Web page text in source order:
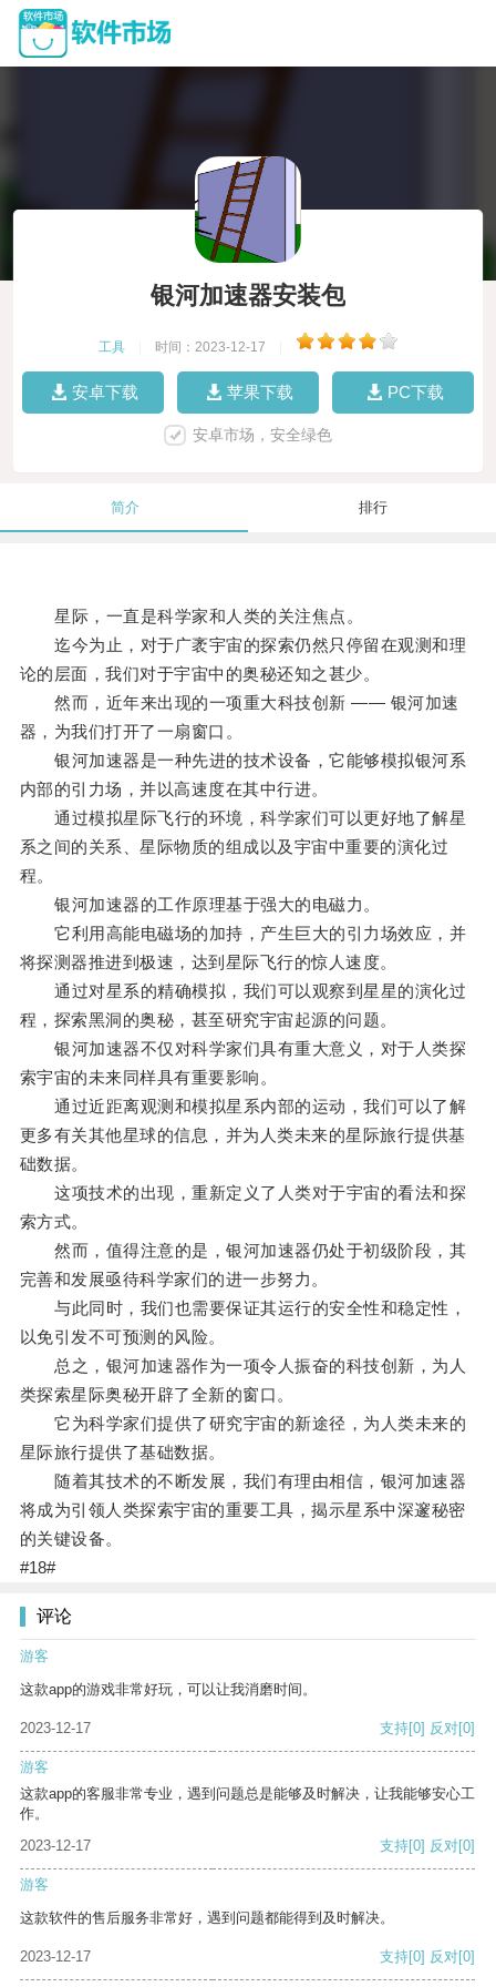
银河加速器安装包
工具 时间：2023-12-17
安卓下载 苹果下载 PC下载
安卓市场，安全绿色
简介 排行
星际，一直是科学家和人类的关注焦点。
迄今为止，对于广袤宇宙的探索仍然只停留在观测和理
论的层面，我们对于宇宙中的奥秘还知之甚少。
然而，近年来出现的一项重大科技创新 —— 银河加速
器，为我们打开了一扇窗口。
银河加速器是一种先进的技术设备，它能够模拟银河系
内部的引力场，并以高速度在其中行进。
通过模拟星际飞行的环境，科学家们可以更好地了解星
系之间的关系、星际物质的组成以及宇宙中重要的演化过
程。
银河加速器的工作原理基于强大的电磁力。
它利用高能电磁场的加持，产生巨大的引力场效应，并
将探测器推进到极速，达到星际飞行的惊人速度。
通过对星系的精确模拟，我们可以观察到星星的演化过
程，探索黑洞的奥秘，甚至研究宇宙起源的问题。
银河加速器不仅对科学家们具有重大意义，对于人类探
索宇宙的未来同样具有重要影响。
通过近距离观测和模拟星系内部的运动，我们可以了解
更多有关其他星球的信息，并为人类未来的星际旅行提供基
础数据。
这项技术的出现，重新定义了人类对于宇宙的看法和探
索方式。
然而，值得注意的是，银河加速器仍处于初级阶段，其
完善和发展亟待科学家们的进一步努力。
与此同时，我们也需要保证其运行的安全性和稳定性，
以免引发不可预测的风险。
总之，银河加速器作为一项令人振奋的科技创新，为人
类探索星际奥秘开辟了全新的窗口。
它为科学家们提供了研究宇宙的新途径，为人类未来的
星际旅行提供了基础数据。
随着其技术的不断发展，我们有理由相信，银河加速器
将成为引领人类探索宇宙的重要工具，揭示星系中深邃秘密
的关键设备。
#18#
评论
游客
这款app的游戏非常好玩，可以让我消磨时间。
2023-12-17 支持[0] 反对[0]
游客
这款app的客服非常专业，遇到问题总是能够及时解决，让我能够安心工
作。
2023-12-17
支持[0] 反对[0]
游客
这款软件的售后服务非常好，遇到问题都能得到及时解决。
2023-12-17 支持[0] 反对[0]